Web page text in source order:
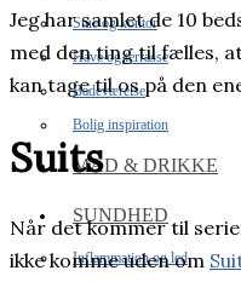
Stue og kontor
Have og terrasse
Badeværelse
Bolig inspiration
MAD & DRIKKE
SUNDHED
Inflammation og led
Jeg har samlet de 10
med den ting til fælles,
kan tage til os på den
Suits
Når det kommer til
ikke komme uden om